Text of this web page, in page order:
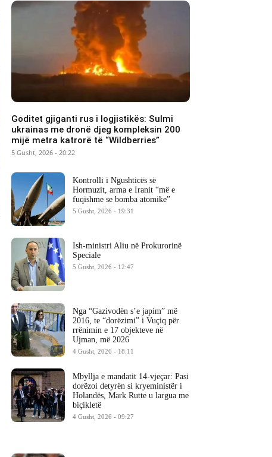
Goditet gjiganti rus i logjistikës: Sulmi
ukrainas me dronë djeg kompleksin 200
mijë metra katrorë të “Wildberries”
5 Gusht, 2026 - 20:22
Kontrolli i Ngushticës së
Hormuzit, arma e Iranit “më e
fuqishme se bomba atomike”
5 Gusht, 2026 - 19:31
Ish-ministri ​Aliu në Prokurorinë
Speciale
5 Gusht, 2026 - 12:47
Nga “Gazivodën s’e japim” më
2016, te “dorëzimi” i Vuçiq për
rrënimin e 17 objekteve në
Ujman, më 2026
4 Gusht, 2026 - 18:11
Mbyllja e mandatit 14-vjeçar: Pasi
dorëzoi detyrën si kryeministër i
Holandës, Mark Rutte u largua me
biçikletë
4 Gusht, 2026 - 09:27